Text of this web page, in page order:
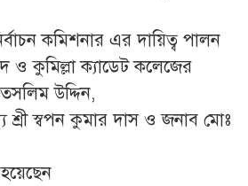
কমিশনার এর দায়িত্ব পালন
ও কুমিল্লা ক্যাডেট কলেজের
উদ্দিন,
শ্রী স্বপন কুমার দাস ও জনাব মোঃ